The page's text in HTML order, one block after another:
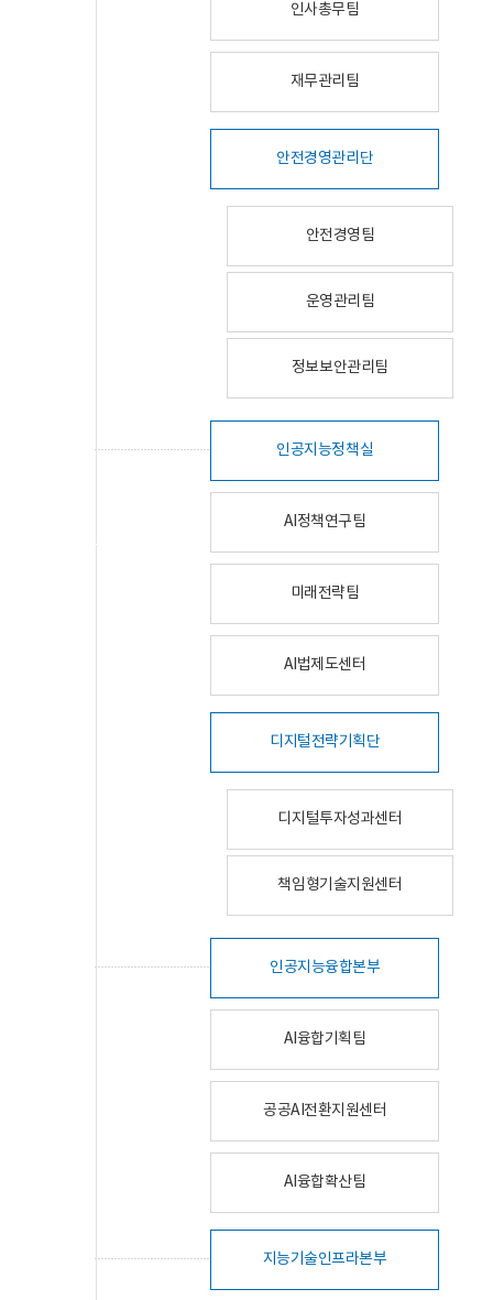
인사총무팀
재무관리팀
안전경영관리단
안전경영팀
운영관리팀
정보보안관리팀
인공지능정책실
AI정책연구팀
미래전략팀
AI법제도센터
디지털전략기획단
디지털투자성과센터
책임형기술지원센터
인공지능융합본부
AI융합기획팀
공공AI전환지원센터
AI융합확산팀
지능기술인프라본부